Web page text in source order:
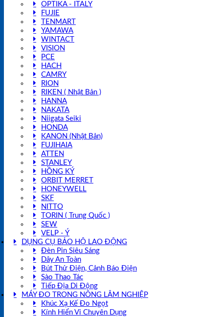
OPTIKA - ITALY
FUJIE
TENMART
YAMAWA
WINTACT
VISION
PCE
HACH
CAMRY
RION
RIKEN ( Nhật Bản )
HANNA
NAKATA
Niigata Seiki
HONDA
KANON (Nhật Bản)
FUJIHAIA
ATTEN
STANLEY
HỒNG KÝ
ORBIT MERRET
HONEYWELL
SKF
NITTO
TORIN ( Trung Quốc )
SEW
VELP - Ý
DỤNG CỤ BẢO HỘ LAO ĐỘNG
Đèn Pin Siêu Sáng
Dây An Toàn
Bút Thử Điện, Cảnh Báo Điện
Sào Thao Tác
Tiếp Địa Di Động
MÁY ĐO TRONG NÔNG LÂM NGHIỆP
Khúc Xạ Kế Đo Ngọt
Kính Hiển Vi Chuyên Dụng